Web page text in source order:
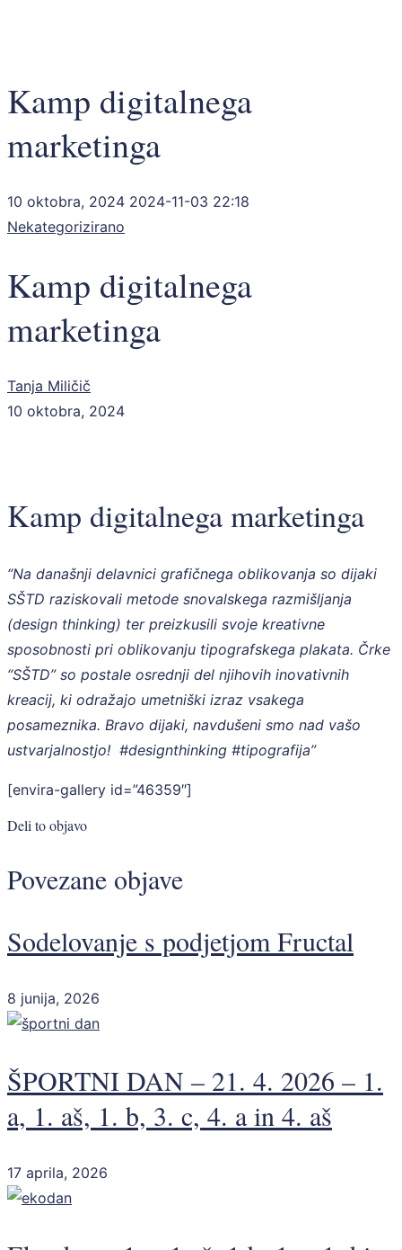
Kamp digitalnega
marketinga
10 oktobra, 2024 2024-11-03 22:18
Nekategorizirano
Kamp digitalnega
marketinga
Tanja Miličič
10 oktobra, 2024
Kamp digitalnega marketinga
“Na današnji delavnici grafičnega oblikovanja so dijaki
SŠTD raziskovali metode snovalskega razmišljanja
(design thinking) ter preizkusili svoje kreativne
sposobnosti pri oblikovanju tipografskega plakata. Črke
“SŠTD” so postale osrednji del njihovih inovativnih
kreacij, ki odražajo umetniški izraz vsakega
posameznika. Bravo dijaki, navdušeni smo nad vašo
ustvarjalnostjo! #designthinking #tipografija”
[envira-gallery id=”46359″]
Deli to objavo
Povezane objave
Sodelovanje s podjetjom Fructal
8 junija, 2026
ŠPORTNI DAN – 21. 4. 2026 – 1.
a, 1. aš, 1. b, 3. c, 4. a in 4. aš
17 aprila, 2026